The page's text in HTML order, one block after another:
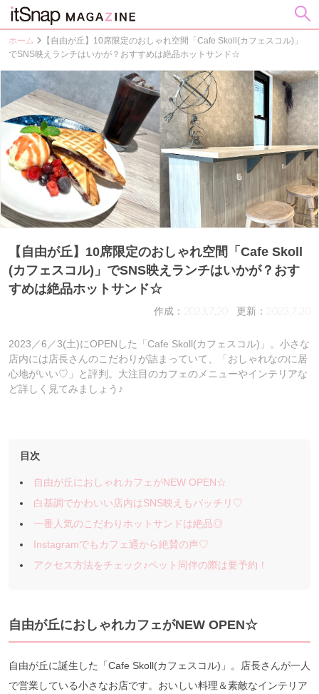
ホーム
【自由が丘】10席限定のおしゃれ空間「Cafe Skoll(カフェスコル)」
でSNS映えランチはいかが？おすすめは絶品ホットサンド☆
【自由が丘】10席限定のおしゃれ空間「Cafe Skoll
(カフェスコル)」でSNS映えランチはいかが？おす
すめは絶品ホットサンド☆
作成：2023.7.20 更新：2023.7.20
2023／6／3(土)にOPENした「Cafe Skoll(カフェスコル)」。小さな
店内には店長さんのこだわりが詰まっていて、「おしゃれなのに居
心地がいい♡」と評判。大注目のカフェのメニューやインテリアな
ど詳しく見てみましょう♪
目次
自由が丘におしゃれカフェがNEW OPEN☆
白基調でかわいい店内はSNS映えもバッチリ♡
一番人気のこだわりホットサンドは絶品◎
Instagramでもカフェ通から絶賛の声♡
アクセス方法をチェック♪ペット同伴の際は要予約！
自由が丘におしゃれカフェがNEW OPEN☆
自由が丘に誕生した「Cafe Skoll(カフェスコル)」。店長さんが一人
で営業している小さなお店です。おいしい料理＆素敵なインテリア